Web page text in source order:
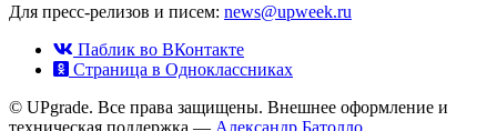
Для пресс-релизов и писем: news@upweek.ru
Паблик во ВКонтакте
Страница в Одноклассниках
© UPgrade. Все права защищены. Внешнее оформление и
техническая поддержка — Александр Батолло.